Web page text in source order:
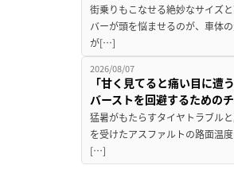
街乗りもこなせる絶妙なサイズ
バーが頭を悩ませるのが、車体
が[…]
2026/08/07
「甘く見てると痛い目に遭
バーストを回避するための
猛暑がもたらすタイヤトラブル
を受けたアスファルトの路面温
[…]